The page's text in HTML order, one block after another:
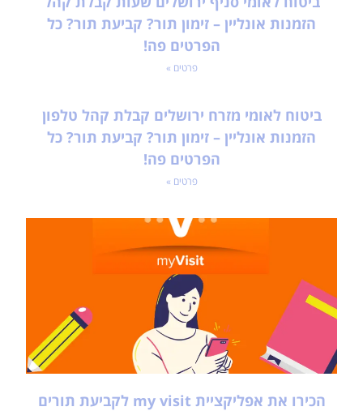
הזמנות אונליין – זימון תור? קביעת תור? כל
הפרטים פה!
פרטים »
ביטוח לאומי מזרח ירושלים קבלת קהל טלפון
הזמנות אונליין – זימון תור? קביעת תור? כל
הפרטים פה!
פרטים »
הכירו את אפליקציית my visit לקביעת תורים